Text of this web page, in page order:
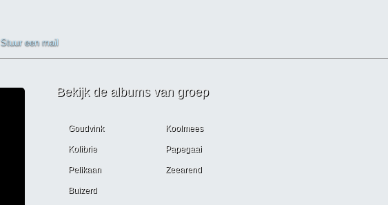
Stuur een mail
Bekijk de albums van groep
Goudvink Koolmees
Kolibrie Papegaai
Pelikaan Zeearend
Buizerd